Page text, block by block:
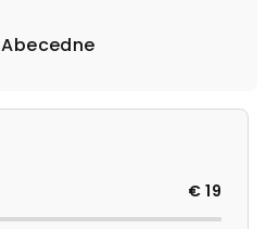
Abecedne
€19